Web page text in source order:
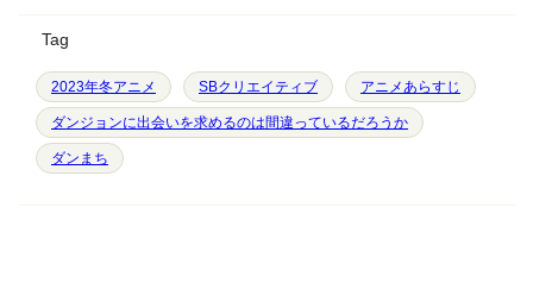
Tag
2023年冬アニメ SBクリエイティブ アニメあらすじ
ダンジョンに出会いを求めるのは間違っているだろうか
ダンまち